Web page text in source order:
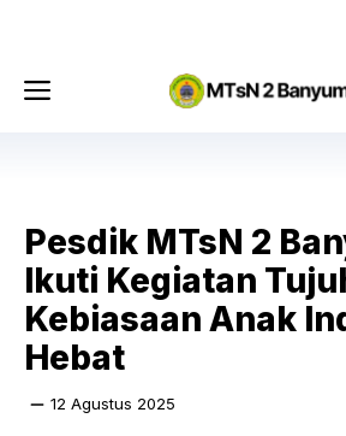
Menu
Pesdik MTsN 2
Ikuti Kegiatan
Kebiasaan Anak
Hebat
12 Agustus 2025